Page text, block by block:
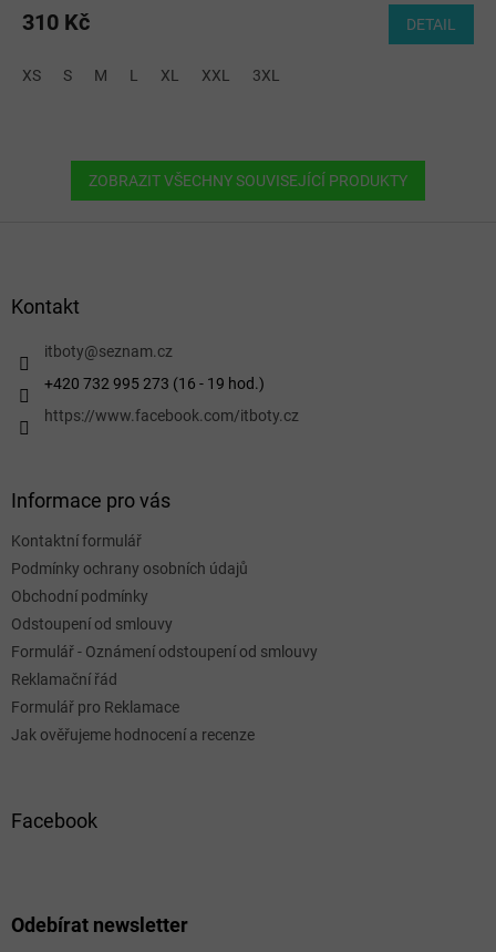
310 Kč DETAIL
XS S M L XL XXL 3XL
ZOBRAZIT VŠECHNY SOUVISEJÍCÍ PRODUKTY
Kontakt
itboty@seznam.cz
+420 732 995 273 (16 - 19 hod.)
https://www.facebook.com/itboty.cz
Informace pro vás
Kontaktní formulář
Podmínky ochrany osobních údajů
Obchodní podmínky
Odstoupení od smlouvy
Formulář - Oznámení odstoupení od smlouvy
Reklamační řád
Formulář pro Reklamace
Jak ověřujeme hodnocení a recenze
Facebook
Odebírat newsletter